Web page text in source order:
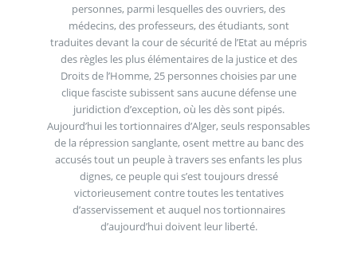
personnes, parmi lesquelles des ouvriers, des
médecins, des professeurs, des étudiants, sont
traduites devant la cour de sécurité de l’Etat au mépris
des règles les plus élémentaires de la justice et des
Droits de l’Homme, 25 personnes choisies par une
clique fasciste subissent sans aucune défense une
juridiction d’exception, où les dès sont pipés.
Aujourd’hui les tortionnaires d’Alger, seuls responsables
de la répression sanglante, osent mettre au banc des
accusés tout un peuple à travers ses enfants les plus
dignes, ce peuple qui s’est toujours dressé
victorieusement contre toutes les tentatives
d’asservissement et auquel nos tortionnaires
d’aujourd’hui doivent leur liberté.